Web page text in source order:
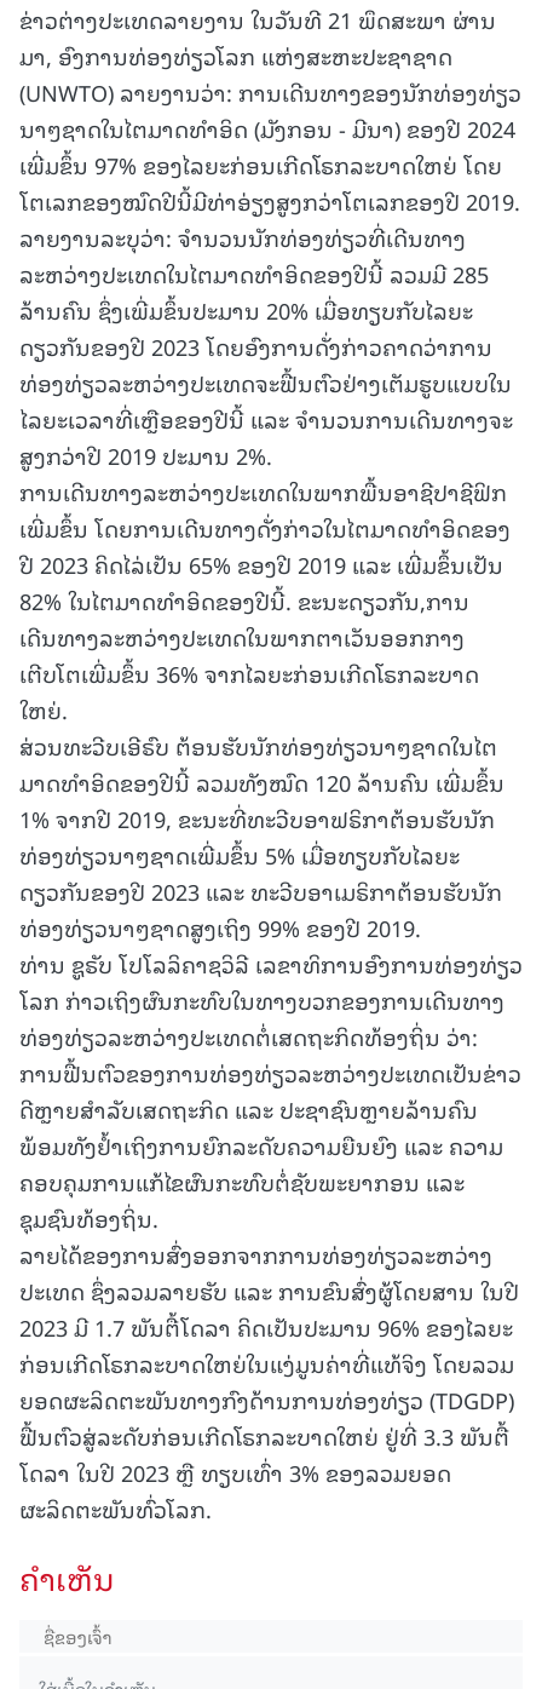
ຂ່າວຕ່າງປະເທດລາຍງານ ໃນວັນທີ 21 ພຶດສະພາ ຜ່ານ
ມາ, ອົງການທ່ອງທ່ຽວໂລກ ແຫ່ງສະຫະປະຊາຊາດ
(UNWTO) ລາຍງານວ່າ: ການເດີນທາງຂອງນັກທ່ອງທ່ຽວ
ນາໆຊາດໃນໄຕມາດທຳອິດ (ມັງກອນ - ມີນາ) ຂອງປີ 2024
ເພີ່ມຂຶ້ນ 97% ຂອງໄລຍະກ່ອນເກີດໂຣກລະບາດໃຫຍ່ ໂດຍ
ໂຕເລກຂອງໝົດປີນີ້ມີທ່າອ່ຽງສູງກວ່າໂຕເລກຂອງປີ 2019.
ລາຍງານລະບຸວ່າ: ຈຳນວນນັກທ່ອງທ່ຽວທີ່ເດີນທາງ
ລະຫວ່າງປະເທດໃນໄຕມາດທຳອິດຂອງປີນີ້ ລວມມີ 285
ລ້ານຄົນ ຊຶ່ງເພີ່ມຂຶ້ນປະມານ 20% ເມື່ອທຽບກັບໄລຍະ
ດຽວກັນຂອງປີ 2023 ໂດຍອົງການດັ່ງກ່າວຄາດວ່າການ
ທ່ອງທ່ຽວລະຫວ່າງປະເທດຈະຟື້ນຕົວຢ່າງເຕັມຮູບແບບໃນ
ໄລຍະເວລາທີ່ເຫຼືອຂອງປີນີ້ ແລະ ຈຳນວນການເດີນທາງຈະ
ສູງກວ່າປີ 2019 ປະມານ 2%.
ການເດີນທາງລະຫວ່າງປະເທດໃນພາກພື້ນອາຊີປາຊີຟິກ
ເພີ່ມຂຶ້ນ ໂດຍການເດີນທາງດັ່ງກ່າວໃນໄຕມາດທຳອິດຂອງ
ປີ 2023 ຄິດໄລ່ເປັນ 65% ຂອງປີ 2019 ແລະ ເພີ່ມຂຶ້ນເປັນ
82% ໃນໄຕມາດທຳອິດຂອງປີນີ້. ຂະນະດຽວກັນ,ການ
ເດີນທາງລະຫວ່າງປະເທດໃນພາກຕາເວັນອອກກາງ
ເຕີບໂຕເພີ່ມຂຶ້ນ 36% ຈາກໄລຍະກ່ອນເກີດໂຣກລະບາດ
ໃຫຍ່.
ສ່ວນທະວີບເອີຣົບ ຕ້ອນຮັບນັກທ່ອງທ່ຽວນາໆຊາດໃນໄຕ
ມາດທຳອິດຂອງປີນີ້ ລວມທັງໝົດ 120 ລ້ານຄົນ ເພີ່ມຂຶ້ນ
1% ຈາກປີ 2019, ຂະນະທີ່ທະວີບອາຟຣິກາຕ້ອນຮັບນັກ
ທ່ອງທ່ຽວນາໆຊາດເພີ່ມຂຶ້ນ 5% ເມື່ອທຽບກັບໄລຍະ
ດຽວກັນຂອງປີ 2023 ແລະ ທະວີບອາເມຣິກາຕ້ອນຮັບນັກ
ທ່ອງທ່ຽວນາໆຊາດສູງເຖິງ 99% ຂອງປີ 2019.
ທ່ານ ຊູຣັບ ໂປໂລລິຄາຊວິລີ ເລຂາທິການອົງການທ່ອງທ່ຽວ
ໂລກ ກ່າວເຖິງຜົນກະທົບໃນທາງບວກຂອງການເດີນທາງ
ທ່ອງທ່ຽວລະຫວ່າງປະເທດຕໍ່ເສດຖະກິດທ້ອງຖິ່ນ ວ່າ:
ການຟື້ນຕົວຂອງການທ່ອງທ່ຽວລະຫວ່າງປະເທດເປັນຂ່າວ
ດີຫຼາຍສຳລັບເສດຖະກິດ ແລະ ປະຊາຊົນຫຼາຍລ້ານຄົນ
ພ້ອມທັງຢໍ້າເຖິງການຍົກລະດັບຄວາມຍືນຍົງ ແລະ ຄວາມ
ຄອບຄຸມການແກ້ໄຂຜົນກະທົບຕໍ່ຊັບພະຍາກອນ ແລະ
ຊຸມຊົນທ້ອງຖິ່ນ.
ລາຍໄດ້ຂອງການສົ່ງອອກຈາກການທ່ອງທ່ຽວລະຫວ່າງ
ປະເທດ ຊຶ່ງລວມລາຍຮັບ ແລະ ການຂົນສົ່ງຜູ້ໂດຍສານ ໃນປີ
2023 ມີ 1.7 ພັນຕື້ໂດລາ ຄິດເປັນປະມານ 96% ຂອງໄລຍະ
ກ່ອນເກີດໂຣກລະບາດໃຫຍ່ໃນແງ່ມູນຄ່າທີ່ແທ້ຈິງ ໂດຍລວມ
ຍອດຜະລິດຕະພັນທາງກົງດ້ານການທ່ອງທ່ຽວ (TDGDP)
ຟື້ນຕົວສູ່ລະດັບກ່ອນເກີດໂຣກລະບາດໃຫຍ່ ຢູ່ທີ່ 3.3 ພັນຕື້
ໂດລາ ໃນປີ 2023 ຫຼື ທຽບເທົ່າ 3% ຂອງລວມຍອດ
ຜະລິດຕະພັນທົ່ວໂລກ.
ຄໍາເຫັນ